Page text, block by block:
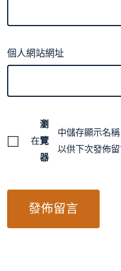
個人網站網址
在
瀏
覽
器
中儲存顯示名
以供下次發佈留